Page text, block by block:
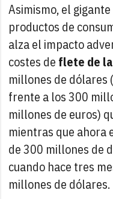
Asimismo, el
productos de
alza el impacto
costes de flete de
millones de dólares
frente a los 300
millones de euros)
mientras que ahora
de 300 millones de
cuando hace tres
millones de dólares.